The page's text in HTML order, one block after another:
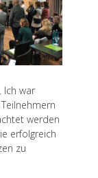
Ich war
werden
erfolgreich
zu